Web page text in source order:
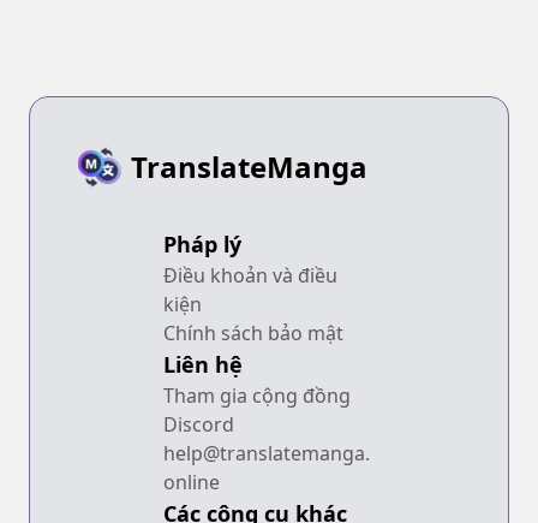
TranslateManga
Pháp lý
Điều khoản và điều
kiện
Chính sách bảo mật
Liên hệ
Tham gia cộng đồng
Discord
help@translatemanga.
online
Các công cụ khác